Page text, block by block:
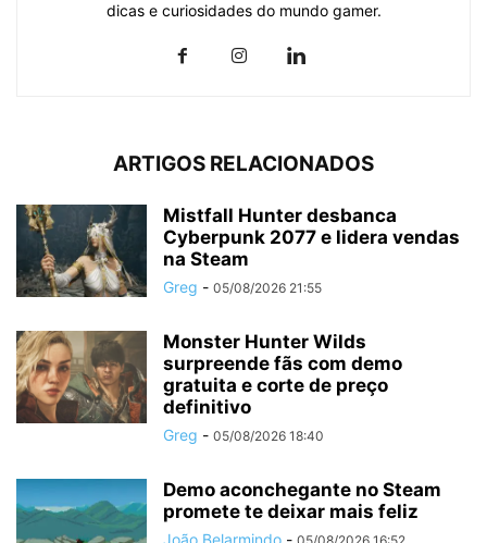
dicas e curiosidades do mundo gamer.
ARTIGOS RELACIONADOS
Mistfall Hunter desbanca
Cyberpunk 2077 e lidera vendas
na Steam
Greg - 05/08/2026 21:55
Monster Hunter Wilds
surpreende fãs com demo
gratuita e corte de preço
definitivo
Greg - 05/08/2026 18:40
Demo aconchegante no Steam
promete te deixar mais feliz